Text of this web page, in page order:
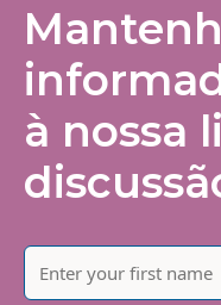
à nossa